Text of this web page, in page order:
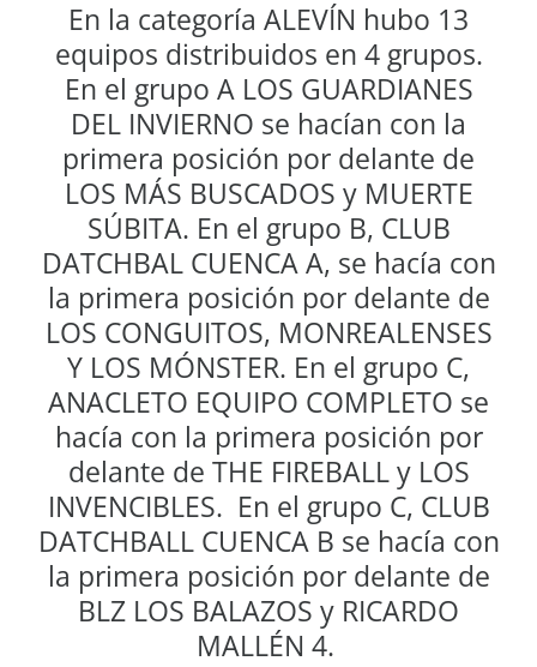
En la categoría ALEVÍN hubo 13
equipos distribuidos en 4 grupos.
En el grupo A LOS GUARDIANES
DEL INVIERNO se hacían con la
primera posición por delante de
LOS MÁS BUSCADOS y MUERTE
SÚBITA. En el grupo B, CLUB
DATCHBAL CUENCA A, se hacía con
la primera posición por delante de
LOS CONGUITOS, MONREALENSES
Y LOS MÓNSTER. En el grupo C,
ANACLETO EQUIPO COMPLETO se
hacía con la primera posición por
delante de THE FIREBALL y LOS
INVENCIBLES. En el grupo C, CLUB
DATCHBALL CUENCA B se hacía con
la primera posición por delante de
BLZ LOS BALAZOS y RICARDO
MALLÉN 4.